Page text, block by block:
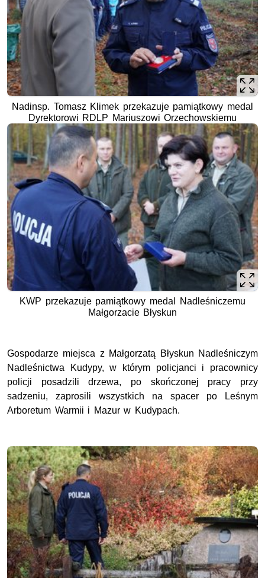
Nadinsp. Tomasz Klimek przekazuje pamiątkowy medal
Dyrektorowi RDLP Mariuszowi Orzechowskiemu
KWP przekazuje pamiątkowy medal Nadleśniczemu
Małgorzacie Błyskun
Gospodarze miejsca z Małgorzatą Błyskun Nadleśniczym
Nadleśnictwa Kudypy, w którym policjanci i pracownicy
policji posadzili drzewa, po skończonej pracy przy
sadzeniu, zaprosili wszystkich na spacer po
Leśnym
Arboretum Warmii i Mazur w Kudypach.